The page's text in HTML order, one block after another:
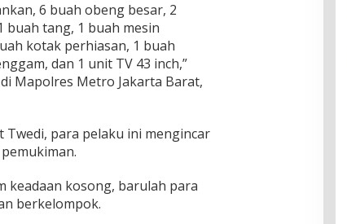
6 buah obeng besar, 2
buah tang, 1 buah mesin
kotak perhiasan, 1 buah
dan 1 unit TV 43 inch,”
Mapolres Metro Jakarta Barat,
para pelaku ini mengincar
keadaan kosong, barulah para
berkelompok.